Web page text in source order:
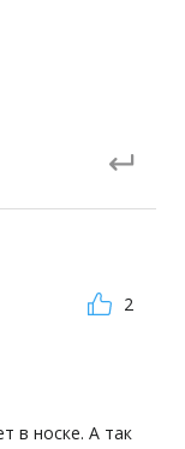
2
в носке. А так